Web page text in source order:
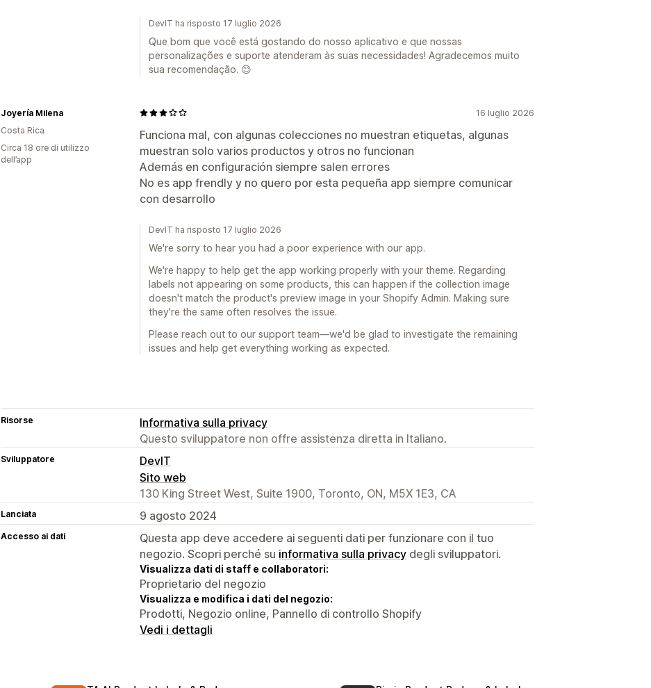
DevIT ha risposto 17 luglio 2026
Que bom que você está gostando do nosso aplicativo e que nossas
personalizações e suporte atenderam às suas necessidades! Agradecemos muito
sua recomendação. 😊
16 luglio 2026
Funciona mal, con algunas colecciones no muestran etiquetas, algunas
muestran solo varios productos y otros no funcionan
Además en configuración siempre salen errores
No es app frendly y no quero por esta pequeña app siempre comunicar
con desarrollo
Joyería Milena
Costa Rica
Circa 18 ore di utilizzo
dell’app
DevIT ha risposto 17 luglio 2026
We're sorry to hear you had a poor experience with our app.
We're happy to help get the app working properly with your theme. Regarding
labels not appearing on some products, this can happen if the collection image
doesn't match the product's preview image in your Shopify Admin. Making sure
they're the same often resolves the issue.
Please reach out to our support team—we'd be glad to investigate the remaining
issues and help get everything working as expected.
Risorse
Informativa sulla privacy
Questo sviluppatore non offre assistenza diretta in Italiano.
Sviluppatore
DevIT
Sito web
130 King Street West, Suite 1900, Toronto, ON, M5X 1E3, CA
Lanciata 9 agosto 2024
Accesso ai dati
Questa app deve accedere ai seguenti dati per funzionare con il tuo
negozio. Scopri perché su informativa sulla privacy degli sviluppatori.
Visualizza dati di staff e collaboratori:
Proprietario del negozio
Visualizza e modifica i dati del negozio:
Prodotti, Negozio online, Pannello di controllo Shopify
Vedi i dettagli